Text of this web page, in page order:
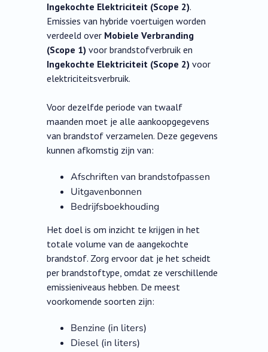
Ingekochte Elektriciteit (Scope 2).
Emissies van hybride voertuigen worden
verdeeld over Mobiele Verbranding
(Scope 1) voor brandstofverbruik en
Ingekochte Elektriciteit (Scope 2) voor
elektriciteitsverbruik.
Voor dezelfde periode van twaalf
maanden moet je alle aankoopgegevens
van brandstof verzamelen. Deze gegevens
kunnen afkomstig zijn van:
Afschriften van brandstofpassen
Uitgavenbonnen
Bedrijfsboekhouding
Het doel is om inzicht te krijgen in het
totale volume van de aangekochte
brandstof. Zorg ervoor dat je het scheidt
per brandstoftype, omdat ze verschillende
emissieniveaus hebben. De meest
voorkomende soorten zijn:
Benzine (in liters)
Diesel (in liters)